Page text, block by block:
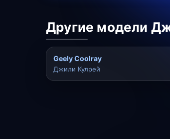
Другие модели
Geely Coolray
Джили Кулрей